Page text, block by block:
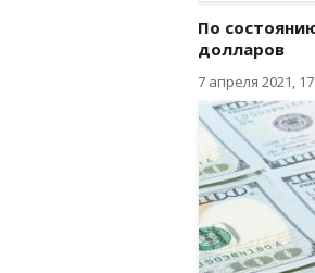
По
долларов
7 апреля 2021,